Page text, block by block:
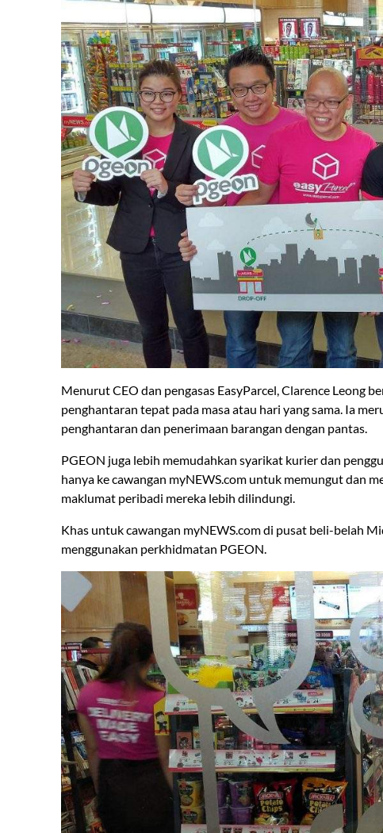
Menurut CEO dan pengasas EasyParcel, Clarence Leong
penghantaran tepat pada masa atau hari yang sama. Ia
penghantaran dan penerimaan barangan dengan pantas.
PGEON juga lebih memudahkan syarikat kurier dan
hanya ke cawangan myNEWS.com untuk memungut dan
maklumat peribadi mereka lebih dilindungi.
Khas untuk cawangan myNEWS.com di pusat beli-belah
menggunakan perkhidmatan PGEON.